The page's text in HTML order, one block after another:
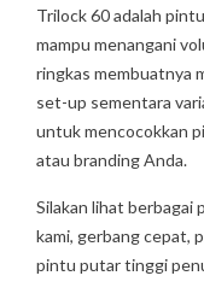
Trilock 60 adalah
mampu menangani
ringkas membuatnya
set-up sementara
untuk mencocokkan
atau branding Anda.
Silakan lihat berbagai
kami, gerbang cepat,
pintu putar tinggi